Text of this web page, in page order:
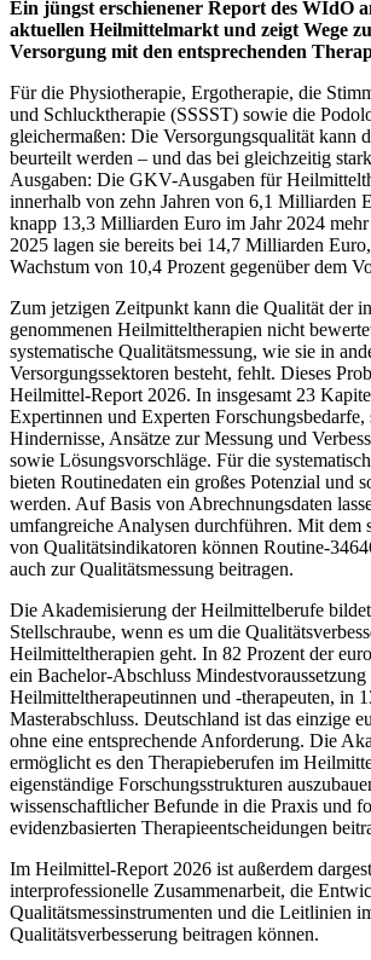
Ein jüngst erschienener Report des WIdO
aktuellen Heilmittelmarkt und zeigt Wege
Versorgung mit den entsprechenden
Für die Physiotherapie, Ergotherapie, die
und Schlucktherapie (SSSST) sowie die
gleichermaßen: Die Versorgungsqualität kann
beurteilt werden – und das bei gleichzeitig
Ausgaben: Die GKV-Ausgaben für
innerhalb von zehn Jahren von 6,1 Milliarden
knapp 13,3 Milliarden Euro im Jahr 2024
2025 lagen sie bereits bei 14,7 Milliarden
Wachstum von 10,4 Prozent gegenüber dem
Zum jetzigen Zeitpunkt kann die Qualität der
genommenen Heilmitteltherapien nicht
systematische Qualitätsmessung, wie sie in
Versorgungssektoren besteht, fehlt. Dieses
Heilmittel-Report 2026. In insgesamt 23
Expertinnen und Experten Forschungsbedarfe,
Hindernisse, Ansätze zur Messung und
sowie Lösungsvorschläge. Für die
bieten Routinedaten ein großes Potenzial und
werden. Auf Basis von Abrechnungsdaten
umfangreiche Analysen durchführen. Mit dem
von Qualitätsindikatoren können Routine-
auch zur Qualitätsmessung beitragen.
Die Akademisierung der Heilmittelberufe
Stellschraube, wenn es um die
Heilmitteltherapien geht. In 82 Prozent der
ein Bachelor-Abschluss
Heilmitteltherapeutinnen und -therapeuten, in
Masterabschluss. Deutschland ist das einzige
ohne eine entsprechende Anforderung. Die
ermöglicht es den Therapieberufen im
eigenständige Forschungsstrukturen
wissenschaftlicher Befunde in die Praxis und
evidenzbasierten Therapieentscheidungen
Im Heilmittel-Report 2026 ist außerdem
interprofessionelle Zusammenarbeit, die
Qualitätsmessinstrumenten und die Leitlinien
Qualitätsverbesserung beitragen können.